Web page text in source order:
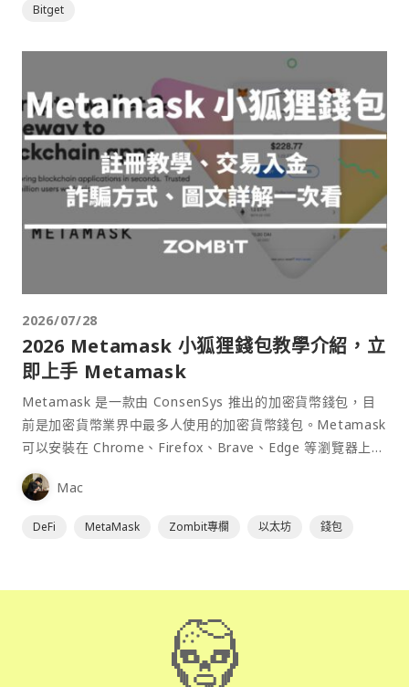
Bitget
2026/07/28
2026 Metamask 小狐狸錢包教學介紹，立
即上手 Metamask
Metamask 是一款由 ConsenSys 推出的加密貨幣錢包，目
前是加密貨幣業界中最多人使用的加密貨幣錢包。Metamask
可以安裝在 Chrome、Firefox、Brave、Edge 等瀏覽器上作
為插件使用，具備許多功能且使用上非常方便。
Mac
DeFi MetaMask Zombit專欄 以太坊 錢包